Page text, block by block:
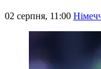
02 серпня, 11:00